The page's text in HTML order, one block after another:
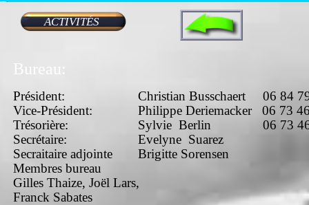
Bureau:
Président:
Vice-Président:
Trésorière:
Secrétaire:
Secraitaire adjointe
Membres bureau
Gilles Thaize, Joël Lars,
Franck Sabates
ACTIVITÉS
Christian Busschaert 06 84
Philippe Deriemacker 06 73
Sylvie Berlin 06 73 46
Evelyne Suarez
Brigitte Sorensen